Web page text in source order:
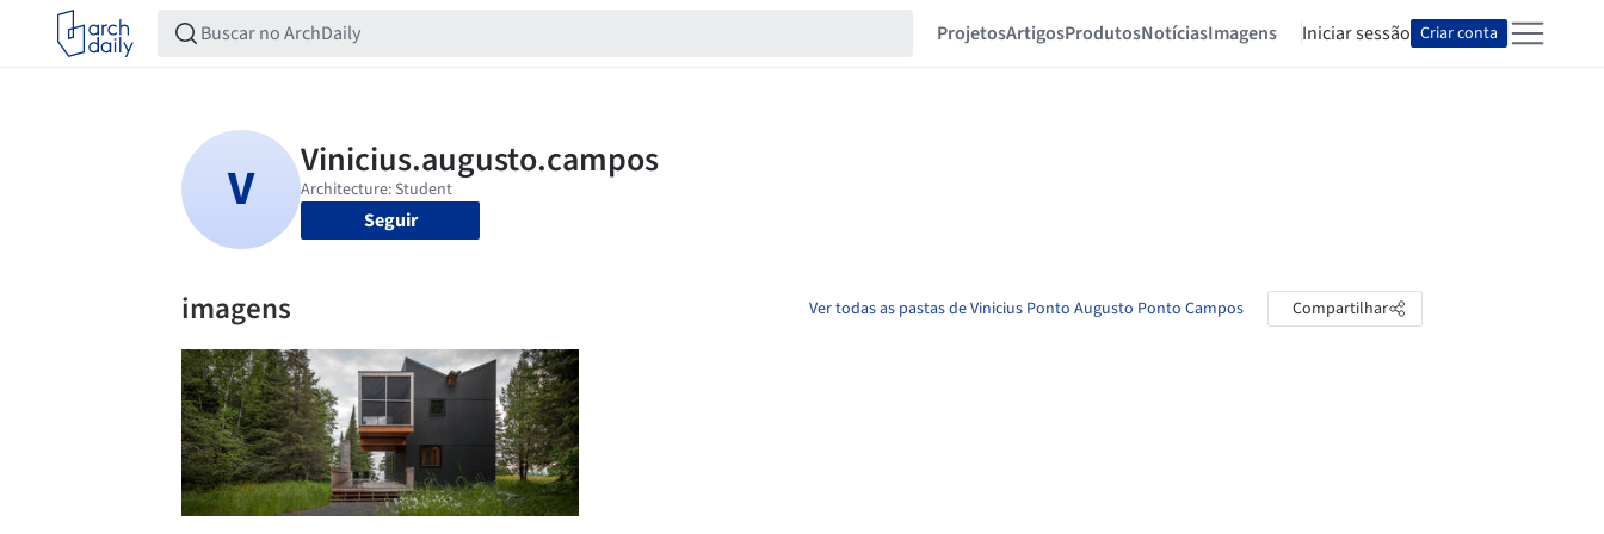
ProjetosArtigosProdutosNotíciasImagens Iniciar sessão Criar conta
Seguir
imagens Ver todas as pastas de Vinicius Ponto Augusto Ponto Campos Compartilhar